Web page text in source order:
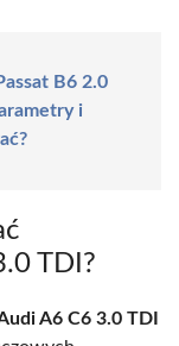
B6 2.0
i
TDI?
A6 C6 3.0 TDI